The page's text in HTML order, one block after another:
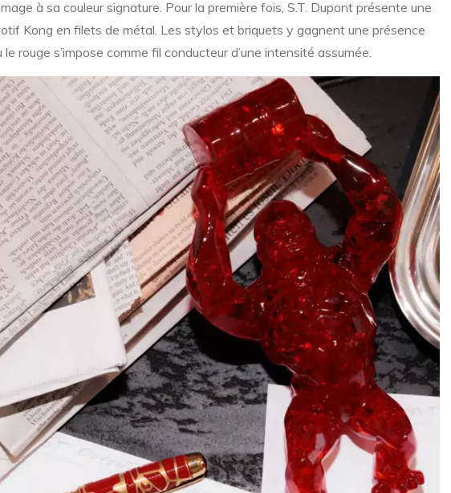
à sa couleur signature. Pour la première fois, S.T. Dupont présente une
Kong en filets de métal. Les stylos et briquets y gagnent une présence
rouge s’impose comme fil conducteur d’une intensité assumée.